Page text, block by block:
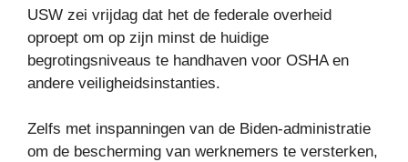
USW zei vrijdag dat het de federale overheid
oproept om op zijn minst de huidige
begrotingsniveaus te handhaven voor OSHA en
andere veiligheidsinstanties.
Zelfs met inspanningen van de Biden-administratie
om de bescherming van werknemers te versterken,